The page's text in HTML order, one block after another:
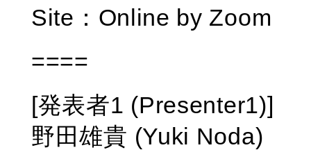
Site：Online by Zoom
====
[発表者1 (Presenter1)]
野田雄貴 (Yuki Noda)